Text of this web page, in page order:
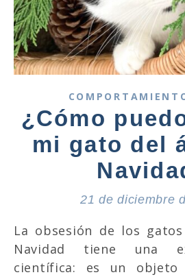
¿Cómo
mi gato del
21 de diciembre
La obsesión de los gatos con el árbol de
Navidad tiene una
científica: es un objeto